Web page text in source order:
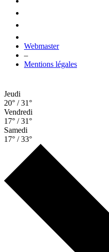
Webmaster
–
Mentions légales
Jeudi
20° / 31°
Vendredi
17° / 31°
Samedi
17° / 33°